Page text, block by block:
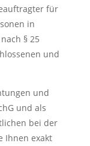
für
in
§ 25
und
und
und als
bei der
Ihnen exakt